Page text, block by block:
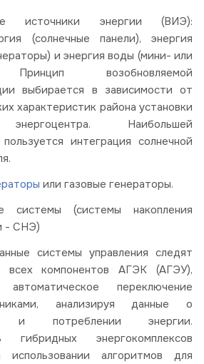
источники энергии (ВИЭ):
(солнечные панели), энергия
и энергия воды (мини- или
возобновляемой
выбирается в зависимости от
характеристик района установки
Наибольшей
интеграция солнечной
или газовые генераторы.
системы (системы накопления
- СНЭ)
системы управления следят
всех компонентов АГЭК (АГЭУ),
автоматическое переключение
анализируя данные о
и потреблении энергии.
гибридных энергокомплексов
использовании алгоритмов для